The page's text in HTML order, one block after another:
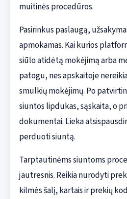
muitinės procedūros.
Pasirinkus paslaugą,
apmokamas. Kai kurios
siūlo atidėtą mokėjimą arba
patogu, nes apskaitoje
smulkių mokėjimų. Po
siuntos lipdukas, sąskaita, o
dokumentai. Lieka
perduoti siuntą.
Tarptautinėms siuntoms
jautresnis. Reikia nurodyti
kilmės šalį, kartais ir prekių